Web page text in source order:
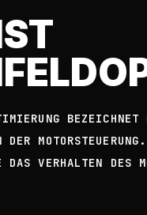
VERHALTEN DES